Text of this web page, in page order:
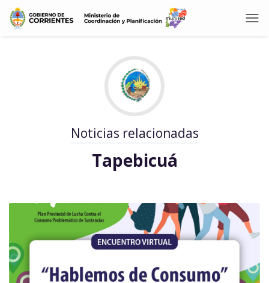
Noticias relacionadas
Tapebicuá